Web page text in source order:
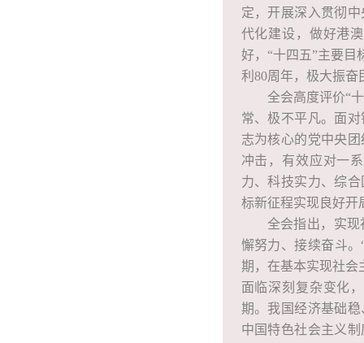
定，开展深入贯彻
代化建设，做好港
好，“十四五”主要
利80周年，极大振
全会高度评价“
常、极不平凡。面
志为核心的党中央
冲击，有效应对一
力、科技实力、综
标新征程实现良好开
全会指出，实
懈努力、接续奋斗
期，在基本实现社会
面临深刻复杂变化
期。我国经济基础
中国特色社会主义